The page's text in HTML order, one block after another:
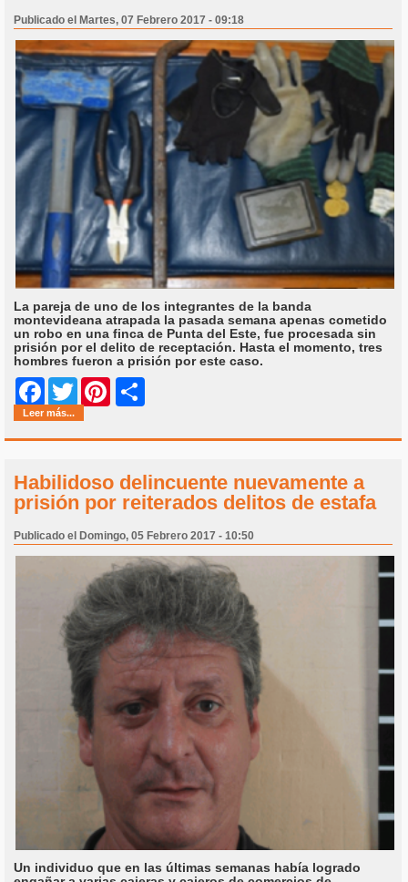
Publicado el Martes, 07 Febrero 2017 - 09:18
La pareja de uno de los integrantes de la banda
montevideana atrapada la pasada semana apenas cometido
un robo en una finca de Punta del Este, fue procesada sin
prisión por el delito de receptación. Hasta el momento, tres
hombres fueron a prisión por este caso.
Facebook
Twitter Pinterest
Leer más...
Habilidoso delincuente nuevamente a
prisión por reiterados delitos de estafa
Publicado el Domingo, 05 Febrero 2017 - 10:50
Un individuo que en las últimas semanas había logrado